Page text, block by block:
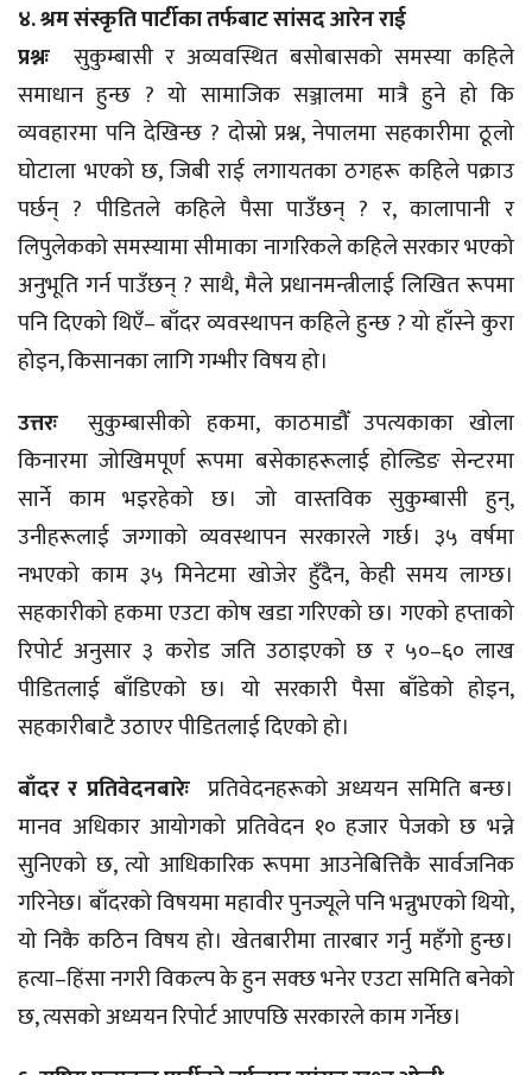
४. श्रम संस्कृति पार्टीका तर्फबाट सांसद आरेन राई
प्रश्नः सुकुम्बासी र अव्यवस्थित बसोबासको समस्या कहिले
समाधान हुन्छ ? यो सामाजिक सञ्जालमा मात्रै हुने हो कि
व्यवहारमा पनि देखिन्छ ? दोस्रो प्रश्न, नेपालमा सहकारीमा ठूलो
घोटाला भएको छ, जिबी राई लगायतका ठगहरू कहिले पक्राउ
पर्छन् ? पीडितले कहिले पैसा पाउँछन् ? र, कालापानी र
लिपुलेकको समस्यामा सीमाका नागरिकले कहिले सरकार भएको
अनुभूति गर्न पाउँछन् ? साथै, मैले प्रधानमन्त्रीलाई लिखित रूपमा
पनि दिएको थिएँ– बाँदर व्यवस्थापन कहिले हुन्छ ? यो हाँस्ने कुरा
होइन, किसानका लागि गम्भीर विषय हो।
उत्तरः सुकुम्बासीको हकमा, काठमाडौँ उपत्यकाका खोला
किनारमा जोखिमपूर्ण रूपमा बसेकाहरूलाई होल्डिङ सेन्टरमा
सार्ने काम भइरहेको छ। जो वास्तविक सुकुम्बासी हुन्,
उनीहरूलाई जग्गाको व्यवस्थापन सरकारले गर्छ। ३५ वर्षमा
नभएको काम ३५ मिनेटमा खोजेर हुँदैन, केही समय लाग्छ।
सहकारीको हकमा एउटा कोष खडा गरिएको छ। गएको हप्ताको
रिपोर्ट अनुसार ३ करोड जति उठाइएको छ र ५०–६० लाख
पीडितलाई बाँडिएको छ। यो सरकारी पैसा बाँडेको होइन,
सहकारीबाटै उठाएर पीडितलाई दिएको हो।
बाँदर र प्रतिवेदनबारेःप्रतिवेदनहरूको अध्ययन समिति बन्छ।
मानव अधिकार आयोगको प्रतिवेदन १० हजार पेजको छ भन्ने
सुनिएको छ, त्यो आधिकारिक रूपमा आउनेबित्तिकै सार्वजनिक
गरिनेछ। बाँदरको विषयमा महावीर पुनज्यूले पनि भन्नुभएको थियो,
यो निकै कठिन विषय हो। खेतबारीमा तारबार गर्नु महँगो हुन्छ।
हत्या–हिंसा नगरी विकल्प के हुन सक्छ भनेर एउटा समिति बनेको
छ, त्यसको अध्ययन रिपोर्ट आएपछि सरकारले काम गर्नेछ।